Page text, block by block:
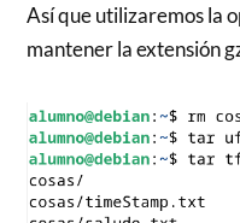
Así que utilizaremos la
mantener la extensión